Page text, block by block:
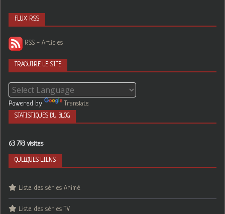
FLUX RSS
RSS - Articles
TRADUIRE LE SITE
Powered by Translate
STATISTIQUES DU BLOG
63 793 visites
QUELQUES LIENS
Liste des séries Animé
Liste des séries TV